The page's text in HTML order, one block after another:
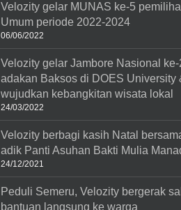
Velozity gelar MUNAS ke-5
Umum periode 2022-2024
06/06/2022
Velozity gelar Jambore Nasional
adakan Baksos di DOES University
wujudkan kebangkitan wisata lokal
24/03/2022
Velozity berbagi kasih Natal
adik Panti Asuhan Bakti Mulia
24/12/2021
Peduli Semeru, Velozity bergerak
bantuan langsung ke warga